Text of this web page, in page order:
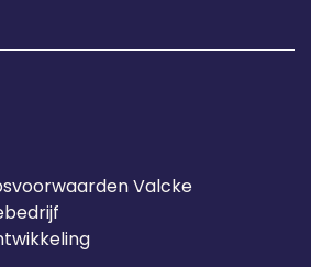
Valcke